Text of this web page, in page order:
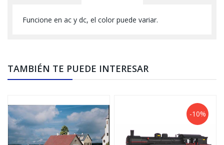
Funcione en ac y dc, el color puede variar.
TAMBIÉN TE PUEDE INTERESAR
-10%